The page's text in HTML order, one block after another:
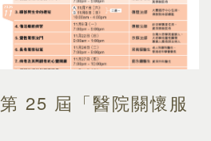
25 屆「醫院關懷服